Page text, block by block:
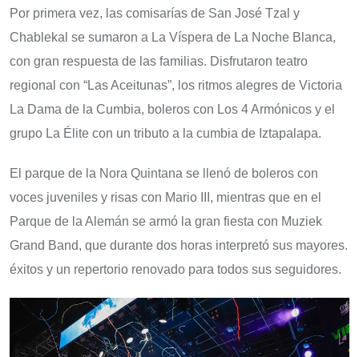
Por primera vez, las comisarías de San José Tzal y
Chablekal se sumaron a La Víspera de La Noche Blanca,
con gran respuesta de las familias. Disfrutaron teatro
regional con “Las Aceitunas”, los ritmos alegres de Victoria
La Dama de la Cumbia, boleros con Los 4 Armónicos y el
grupo La Élite con un tributo a la cumbia de Iztapalapa.
El parque de la Nora Quintana se llenó de boleros con
voces juveniles y risas con Mario III, mientras que en el
Parque de la Alemán se armó la gran fiesta con Muziek
Grand Band, que durante dos horas interpretó sus mayores.
éxitos y un repertorio renovado para todos sus seguidores.